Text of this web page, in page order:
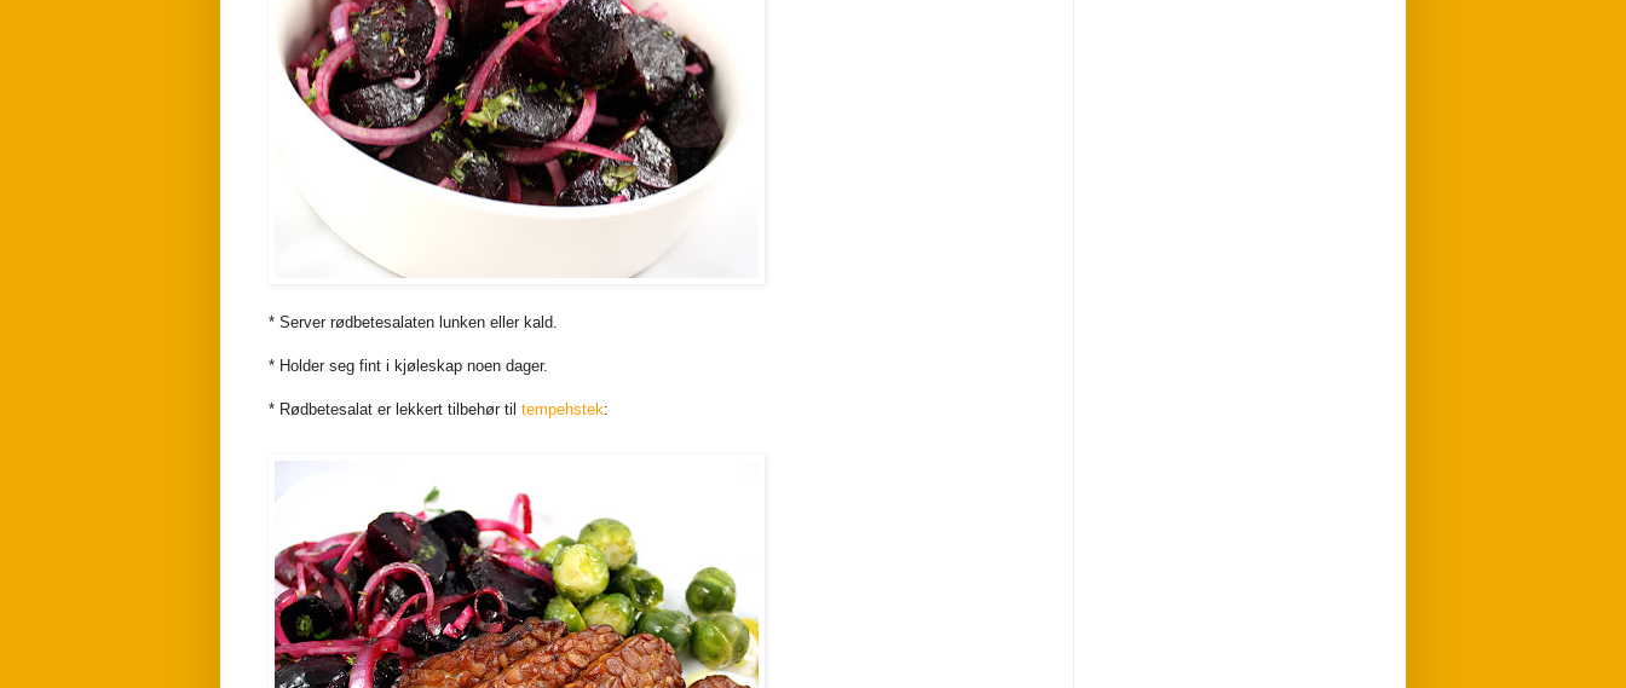
* Server rødbetesalaten lunken eller kald.
* Holder seg fint i kjøleskap noen dager.
* Rødbetesalat er lekkert tilbehør til tempehstek: